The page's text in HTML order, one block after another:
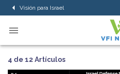
Visión para Israel
4 de 12 Artículos